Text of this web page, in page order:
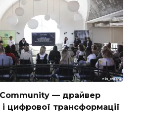
— драйвер
і цифрової трансформації